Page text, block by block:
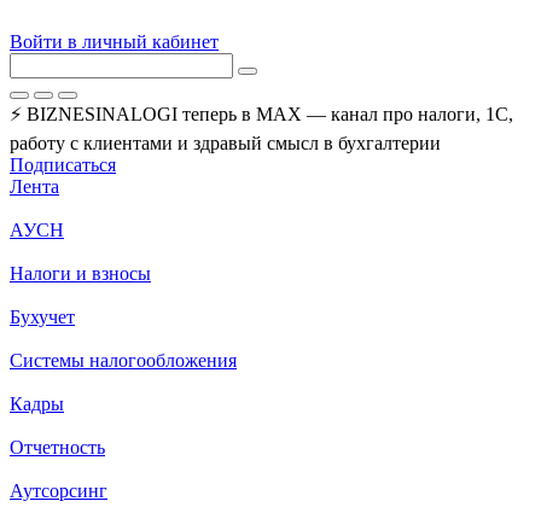
Войти в личный кабинет
⚡ BIZNESINALOGI теперь в MAX — канал про налоги, 1С,
работу с клиентами и здравый смысл в бухгалтерии
Подписаться
Лента
АУСН
Налоги и взносы
Бухучет
Системы налогообложения
Кадры
Отчетность
Аутсорсинг